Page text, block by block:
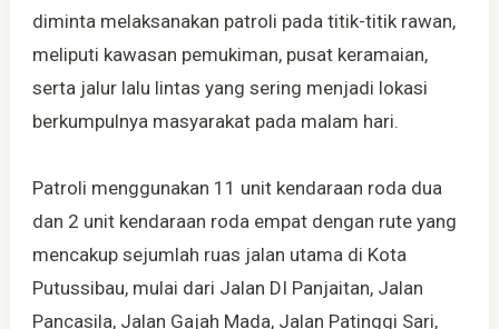
diminta melaksanakan patroli pada titik-titik rawan,
meliputi kawasan pemukiman, pusat keramaian,
serta jalur lalu lintas yang sering menjadi lokasi
berkumpulnya masyarakat pada malam hari.
Patroli menggunakan 11 unit kendaraan roda dua
dan 2 unit kendaraan roda empat dengan rute yang
mencakup sejumlah ruas jalan utama di Kota
Putussibau, mulai dari Jalan DI Panjaitan, Jalan
Pancasila, Jalan Gajah Mada, Jalan Patinggi Sari,